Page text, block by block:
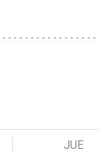
JUE